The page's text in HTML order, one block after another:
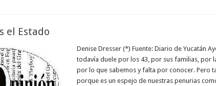
el Estado
Denise Dresser (*) Fuente: Diario de Yucatán
todavía duele por los 43, por sus familias, por
por lo que sabemos y falta por conocer. Pero
porque es un espejo de nuestras penurias